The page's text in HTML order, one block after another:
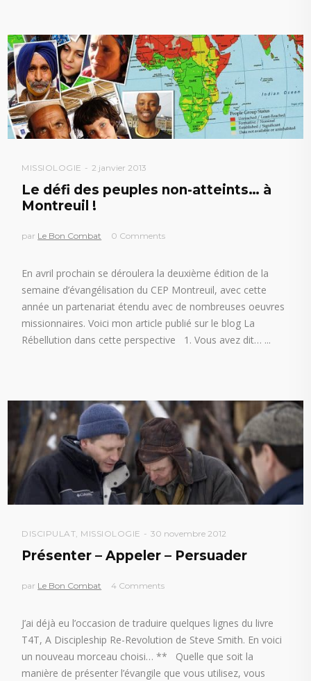
MISSIOLOGIE 2 janvier 2013
Le défi des peuples non-atteints… à
Montreuil !
par Le Bon Combat 0 Comments
En avril prochain se déroulera la deuxième édition de la
semaine d’évangélisation du CEP Montreuil, avec cette
année un partenariat étendu avec de nombreuses oeuvres
missionnaires. Voici mon article publié sur le blog La
Rébellution dans cette perspective 1. Vous avez dit…
DISCIPULAT, MISSIOLOGIE 30 novembre 2012
Présenter – Appeler – Persuader
par Le Bon Combat 4 Comments
J’ai déjà eu l’occasion de traduire quelques lignes du livre
T4T, A Discipleship Re-Revolution de Steve Smith. En voici
un nouveau morceau choisi… ** Quelle que soit la
manière de présenter l’évangile que vous utilisez, vous